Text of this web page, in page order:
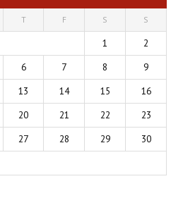
T F S S
1
2
6 7 8
9
13 14 15
16
20 21 22
23
27 28 29
30